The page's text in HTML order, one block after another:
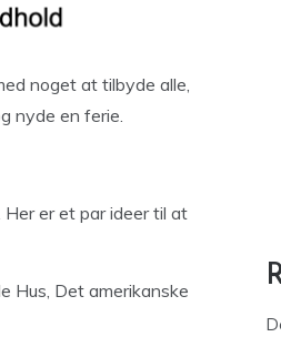
noget at tilbyde alle,
nyde en ferie.
er et par ideer til at
Hus, Det amerikanske